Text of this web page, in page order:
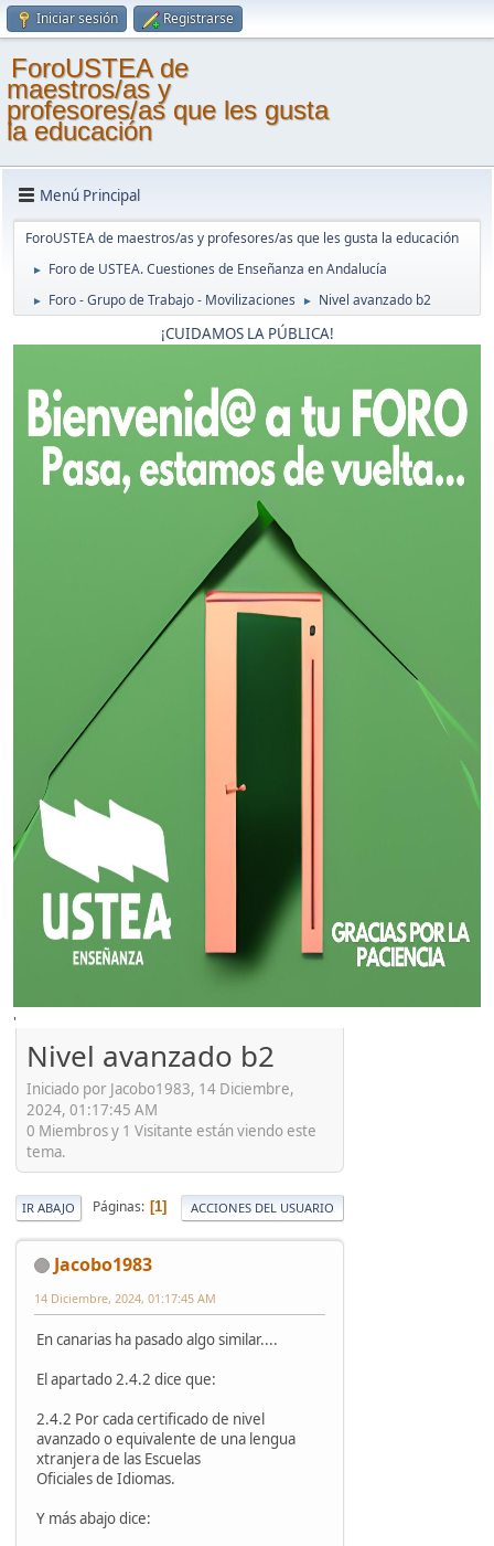
Iniciar sesión Registrarse
ForoUSTEA de
maestros/as y
profesores/as que les gusta
la educación
Menú Principal
ForoUSTEA de maestros/as y profesores/as que les gusta la educación
► Foro de USTEA. Cuestiones de Enseñanza en Andalucía
► Foro - Grupo de Trabajo - Movilizaciones ► Nivel avanzado b2
¡CUIDAMOS LA PÚBLICA!
'
Nivel avanzado b2
Iniciado por Jacobo1983, 14 Diciembre,
2024, 01:17:45 AM
0 Miembros y 1 Visitante están viendo este
tema.
IR ABAJO Páginas 1 ACCIONES DEL USUARIO
Jacobo1983
14 Diciembre, 2024, 01:17:45 AM
En canarias ha pasado algo similar....
El apartado 2.4.2 dice que:
2.4.2 Por cada certificado de nivel
avanzado o equivalente de una lengua
xtranjera de las Escuelas
Oficiales de Idiomas.
Y más abajo dice: